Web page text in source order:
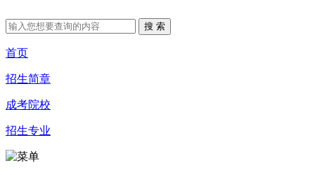
首页
招生简章
成考院校
招生专业